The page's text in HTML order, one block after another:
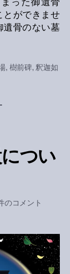
とができませ
遺骨のない墓
, 樹前碑, 釈迦如
つい
のコメント